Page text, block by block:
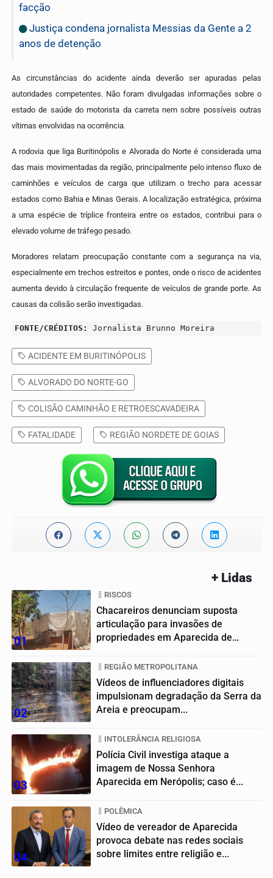
facção
Justiça condena jornalista Messias da Gente a 2
anos de detenção
As circunstâncias do acidente ainda deverão ser apuradas pelas
autoridades competentes. Não foram divulgadas informações sobre o
estado de saúde do motorista da carreta nem sobre possíveis outras
vítimas envolvidas na ocorrência.
A rodovia que liga Buritinópolis e Alvorada do Norte é considerada uma
das mais movimentadas da região, principalmente pelo intenso fluxo de
caminhões e veículos de carga que utilizam o trecho para acessar
estados como Bahia e Minas Gerais. A localização estratégica, próxima
a uma espécie de tríplice fronteira entre os estados, contribui para o
elevado volume de tráfego pesado.
Moradores relatam preocupação constante com a segurança na via,
especialmente em trechos estreitos e pontes, onde o risco de acidentes
aumenta devido à circulação frequente de veículos de grande porte. As
causas da colisão serão investigadas.
FONTE/CRÉDITOS: Jornalista Brunno Moreira
ACIDENTE EM BURITINÓPOLIS
ALVORADO DO NORTE-GO
COLISÃO CAMINHÃO E RETROESCAVADEIRA
FATALIDADE REGIÃO NORDETE DE GOIAS
+ Lidas
01
RISCOS
Chacareiros denunciam suposta
articulação para invasões de
propriedades em Aparecida de
02
REGIÃO METROPOLITANA
Vídeos de influenciadores digitais
impulsionam degradação da Serra da
Areia e preocupam...
03
INTOLERÂNCIA RELIGIOSA
Polícia Civil investiga ataque a
imagem de Nossa Senhora
Aparecida em Nerópolis; caso é...
04
POLÊMICA
Vídeo de vereador de Aparecida
provoca debate nas redes sociais
sobre limites entre religião e...